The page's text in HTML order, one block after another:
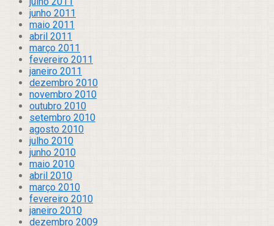
junho 2011
maio 2011
abril 2011
março 2011
fevereiro 2011
janeiro 2011
dezembro 2010
novembro 2010
outubro 2010
setembro 2010
agosto 2010
julho 2010
junho 2010
maio 2010
abril 2010
março 2010
fevereiro 2010
janeiro 2010
dezembro 2009